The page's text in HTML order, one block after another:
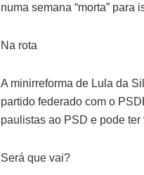
numa semana “morta” para
Na rota
A minirreforma de Lula da
partido federado com o
paulistas ao PSD e pode
Será que vai?